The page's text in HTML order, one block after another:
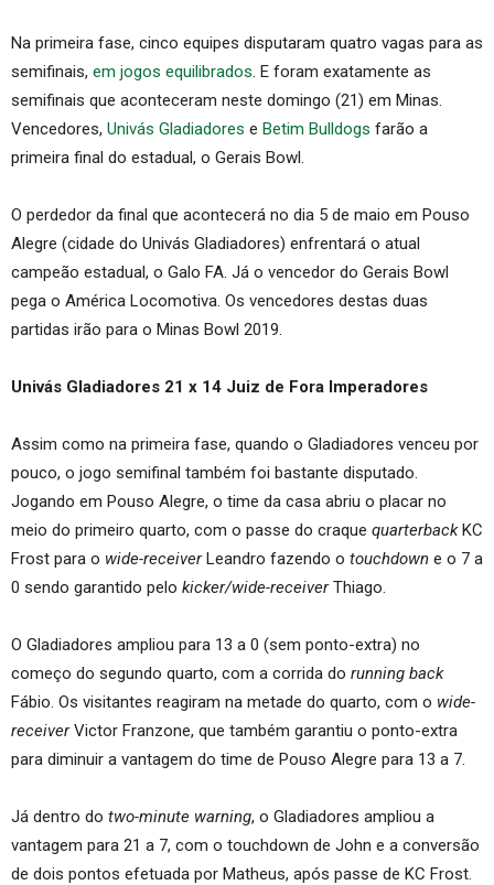
Na primeira fase, cinco equipes disputaram quatro vagas para as
semifinais, em jogos equilibrados. E foram exatamente as
semifinais que aconteceram neste domingo (21) em Minas.
Vencedores, Univás Gladiadores e Betim Bulldogs farão a
primeira final do estadual, o Gerais Bowl.
O perdedor da final que acontecerá no dia 5 de maio em Pouso
Alegre (cidade do Univás Gladiadores) enfrentará o atual
campeão estadual, o Galo FA. Já o vencedor do Gerais Bowl
pega o América Locomotiva. Os vencedores destas duas
partidas irão para o Minas Bowl 2019.
Univás Gladiadores 21 x 14 Juiz de Fora Imperadores
Assim como na primeira fase, quando o Gladiadores venceu por
pouco, o jogo semifinal também foi bastante disputado.
Jogando em Pouso Alegre, o time da casa abriu o placar no
meio do primeiro quarto, com o passe do craque quarterbackKC
Frost para o wide-receiverLeandro fazendo o touchdown e o 7 a
0 sendo garantido pelo kicker/wide-receiverThiago.
O Gladiadores ampliou para 13 a 0 (sem ponto-extra) no
começo do segundo quarto, com a corrida do running back
Fábio. Os visitantes reagiram na metade do quarto, com o wide-
receiverVictor Franzone, que também garantiu o ponto-extra
para diminuir a vantagem do time de Pouso Alegre para 13 a 7.
Já dentro do two-minute warning, o Gladiadores ampliou a
vantagem para 21 a 7, com o touchdown de John e a conversão
de dois pontos efetuada por Matheus, após passe de KC Frost.